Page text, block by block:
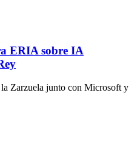
ERIA sobre IA
Zarzuela junto con Microsoft y